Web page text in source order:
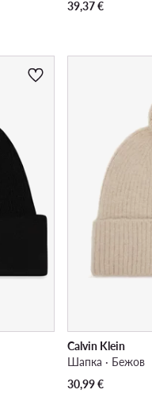
39,37€
Calvin Klein
Шапка · Бежов
30,99€